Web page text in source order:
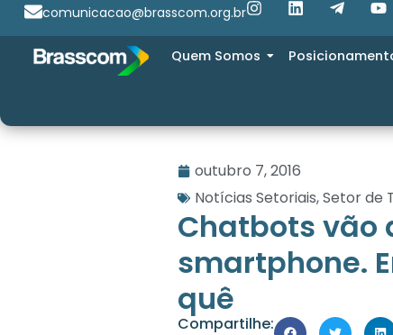
comunicacao@brasscom.org.br
Quem Somos
outubro 7, 2016
Notícias Setoriais,Setor de
Chatbots vão
smartphone.
quê
Compartilhe: